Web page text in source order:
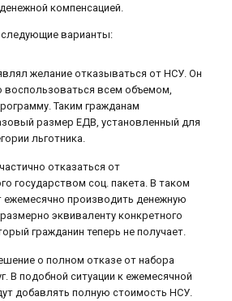
компенсацией.
варианты:
желание отказываться от НСУ. Он
воспользоваться всем объемом,
Таким гражданам
размер ЕДВ, установленный для
льготника.
отказаться от
государством соц. пакета. В таком
ежемесячно производить денежную
эквиваленту конкретного
гражданин теперь не получает.
о полном отказе от набора
В подобной ситуации к ежемесячной
добавлять полную стоимость НСУ.